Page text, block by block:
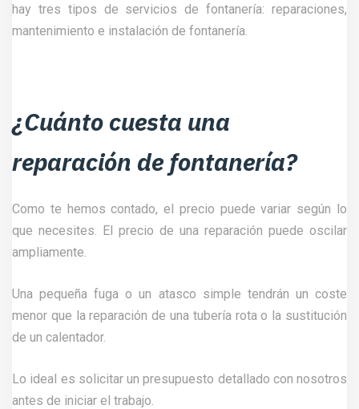
hay tres tipos de servicios de fontanería: reparaciones,
mantenimiento e instalación de fontanería.
¿Cuánto cuesta una
reparación de fontanería?
Como te hemos contado, el precio puede variar según lo
que necesites. El precio de una reparación puede oscilar
ampliamente.
Una pequeña fuga o un atasco simple tendrán un coste
menor que la reparación de una tubería rota o la sustitución
de un calentador.
Lo ideal es solicitar un presupuesto detallado con nosotros
antes de iniciar el trabajo.